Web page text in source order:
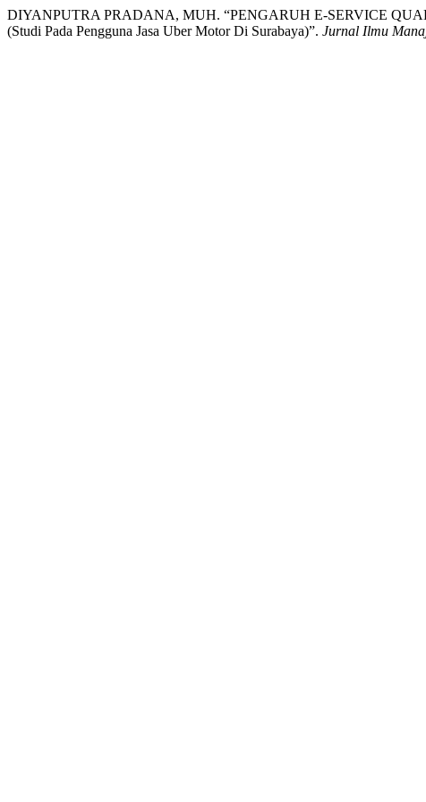
DIYANPUTRA PRADANA, MUH. “PENGARUH E-SERVICE
(Studi Pada Pengguna Jasa Uber Motor Di Surabaya)”. Jurnal Ilmu